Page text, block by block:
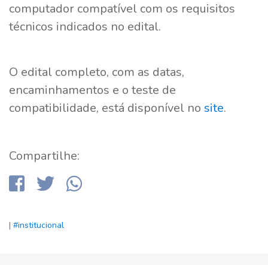
computador compatível com os requisitos
técnicos indicados no edital.
O edital completo, com as datas,
encaminhamentos e o teste de
compatibilidade, está disponível no site.
Compartilhe:
| #institucional